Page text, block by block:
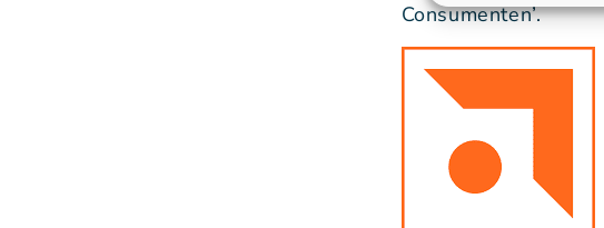
Consumenten’.